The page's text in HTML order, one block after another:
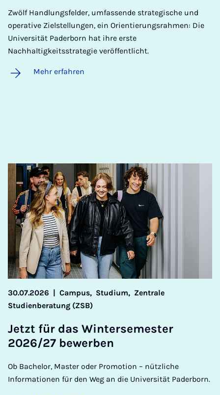
Zwölf Handlungsfelder, umfassende strategische und
operative Zielstellungen, ein Orientierungsrahmen: Die
Universität Paderborn hat ihre erste
Nachhaltigkeitsstrategie veröffentlicht.
Mehr erfahren
30.07.2026 | Campus, Studium, Zentrale
Studienberatung (ZSB)
Jetzt für das Win­ter­se­mes­ter
2026/27 be­wer­ben
Ob Bachelor, Master oder Promotion – nützliche
Informationen für den Weg an die Universität Paderborn.